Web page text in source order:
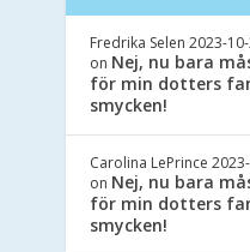
Fredrika Selen 2023-
on Nej, nu bara
för min dotters
smycken!
Carolina LePrince
on Nej, nu bara
för min dotters
smycken!